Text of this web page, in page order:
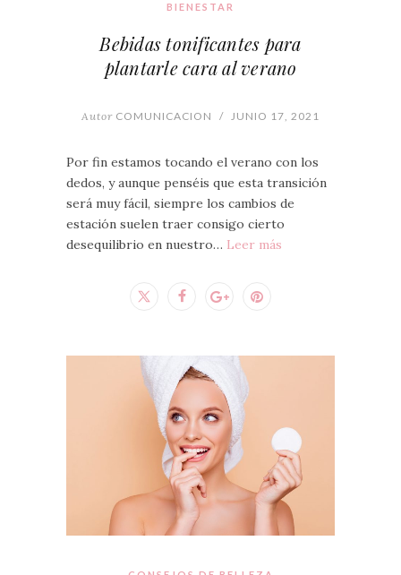
BIENESTAR
Bebidas tonificantes para
plantarle cara al verano
Autor COMUNICACION / JUNIO 17, 2021
Por fin estamos tocando el verano con los
dedos, y aunque penséis que esta transición
será muy fácil, siempre los cambios de
estación suelen traer consigo cierto
desequilibrio en nuestro… Leer más